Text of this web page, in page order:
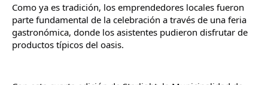
Como ya es tradición, los emprendedores locales fueron
parte fundamental de la celebración a través de una feria
gastronómica, donde los asistentes pudieron disfrutar de
productos típicos del oasis.